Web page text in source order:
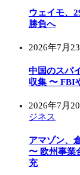
ウェイモ、
勝負へ
2026年7月
中国のスパ
収集 〜 FBI
2026年7月
ジネス
アマゾン、
〜 欧州事業
充